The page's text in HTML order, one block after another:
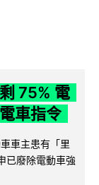
75% 電
車指令
車主患有「里
已廢除電動車強